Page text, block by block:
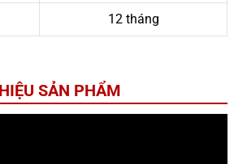
12 tháng
SẢN PHẨM